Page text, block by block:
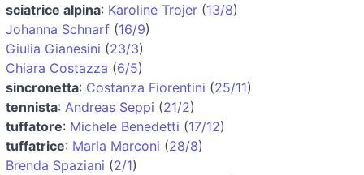
sciatrice alpina: Karoline Trojer (13/8)
Johanna Schnarf (16/9)
Giulia Gianesini (23/3)
Chiara Costazza (6/5)
sincronetta: Costanza Fiorentini (25/11)
tennista: Andreas Seppi (21/2)
tuffatore: Michele Benedetti (17/12)
tuffatrice: Maria Marconi (28/8)
Brenda Spaziani (2/1)